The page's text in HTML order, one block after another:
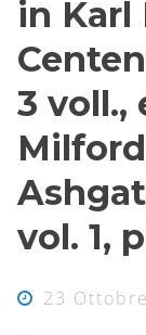
in Karl
3 voll.,
vol. 1,
23